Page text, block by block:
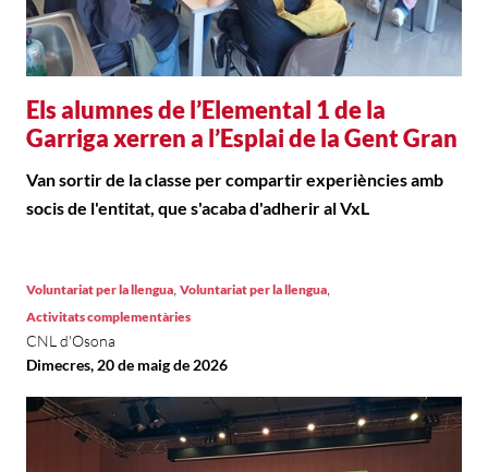
Els alumnes de l’Elemental 1 de la
Garriga xerren a l’Esplai de la Gent Gran
Van sortir de la classe per compartir experiències amb
socis de l'entitat, que s'acaba d'adherir al VxL
Voluntariat per la llengua, Voluntariat per la llengua,
Activitats complementàries
CNL d'Osona
Dimecres, 20 de maig de 2026